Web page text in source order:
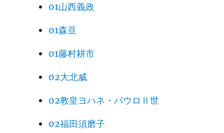
01山西義政
01森亘
01藤村耕市
02大北威
02教皇ヨハネ・パウロⅡ世
02福田須磨子